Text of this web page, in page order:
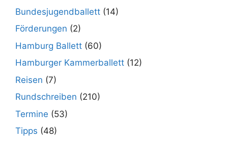
Bundesjugendballett (14)
Förderungen (2)
Hamburg Ballett (60)
Hamburger Kammerballett (12)
Reisen (7)
Rundschreiben (210)
Termine (53)
Tipps (48)